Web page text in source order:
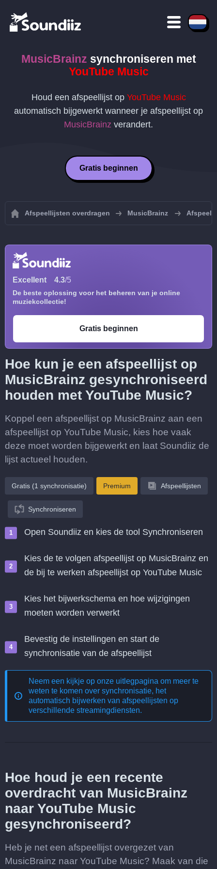
MusicBrainz synchroniseren met
YouTube Music
Houd een afspeellijst op YouTube Music
automatisch bijgewerkt wanneer je afspeellijst op
MusicBrainz verandert.
Gratis beginnen
Afspeellijsten overdragen MusicBrainz
Excellent 4.3/5
De beste oplossing voor het beheren van je online
muziekcollectie!
Gratis beginnen
Hoe kun je een afspeellijst op
MusicBrainz gesynchroniseerd
houden met YouTube Music?
Koppel een afspeellijst op MusicBrainz aan een
afspeellijst op YouTube Music, kies hoe vaak
deze moet worden bijgewerkt en laat Soundiiz de
lijst actueel houden.
Gratis (1 synchronisatie) Premium Afspeellijsten
Synchroniseren
Open Soundiiz en kies de tool Synchroniseren
Kies de te volgen afspeellijst op MusicBrainz en
de bij te werken afspeellijst op YouTube Music
Kies het bijwerkschema en hoe wijzigingen
moeten worden verwerkt
Bevestig de instellingen en start de
synchronisatie van de afspeellijst
Neem een kijkje op onze uitlegpagina om meer te
weten te komen over synchronisatie, het
automatisch bijwerken van afspeellijsten op
verschillende streamingdiensten.
Hoe houd je een recente
overdracht van MusicBrainz
naar YouTube Music
gesynchroniseerd?
Heb je net een afspeellijst overgezet van
MusicBrainz naar YouTube Music? Maak van die